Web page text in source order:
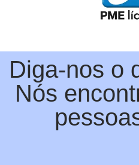
Diga-nos o
Nós